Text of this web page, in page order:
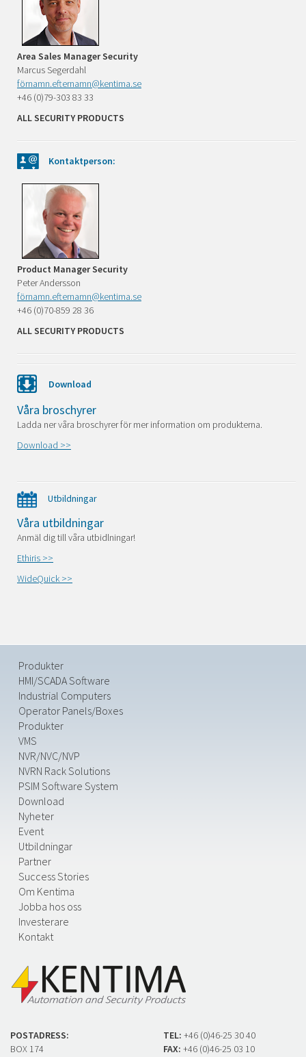
Area Sales Manager Security
Marcus Segerdahl
förnamn.efternamn@kentima.se
+46 (0)79-303 83 33
ALL SECURITY PRODUCTS
Kontaktperson:
Product Manager Security
Peter Andersson
förnamn.efternamn@kentima.se
+46 (0)70-859 28 36
ALL SECURITY PRODUCTS
Download
Våra broschyrer
Ladda ner våra broschyrer för mer information om produkterna.
Download >>
Utbildningar
Våra utbildningar
Anmäl dig till våra utbidlningar!
Ethiris >>
WideQuick >>
Produkter
HMI/SCADA Software
Industrial Computers
Operator Panels/Boxes
Produkter
VMS
NVR/NVC/NVP
NVRN Rack Solutions
PSIM Software System
Download
Nyheter
Event
Utbildningar
Partner
Success Stories
Om Kentima
Jobba hos oss
Investerare
Kontakt
POSTADRESS:
BOX 174
TEL: +46 (0)46-25 30 40
FAX: +46 (0)46-25 03 10